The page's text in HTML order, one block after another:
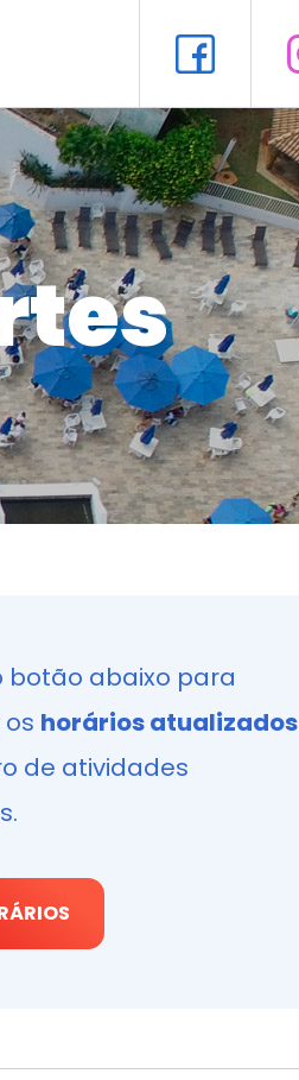
botão abaixo para
horários atualizados
de atividades